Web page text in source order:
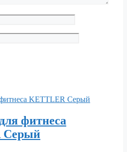
фитнеса
Серый